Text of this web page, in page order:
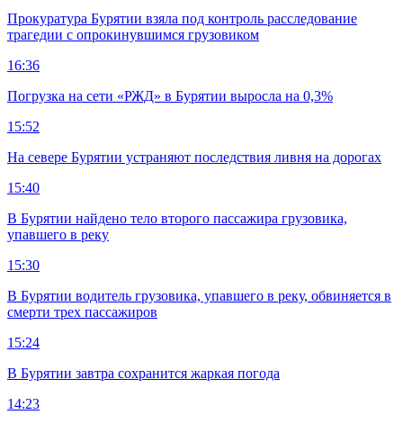
Прокуратура Бурятии взяла под контроль расследование
трагедии с опрокинувшимся грузовиком
16:36
Погрузка на сети «РЖД» в Бурятии выросла на 0,3%
15:52
На севере Бурятии устраняют последствия ливня на дорогах
15:40
В Бурятии найдено тело второго пассажира грузовика,
упавшего в реку
15:30
В Бурятии водитель грузовика, упавшего в реку, обвиняется в
смерти трех пассажиров
15:24
В Бурятии завтра сохранится жаркая погода
14:23